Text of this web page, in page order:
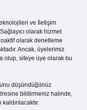
ve İletişim
olarak hizmet
olarak denetleme
Ancak, üyelerimiz
olup, siteye üye olarak bu
düşündüğünüz
bildirmeniz halinde,